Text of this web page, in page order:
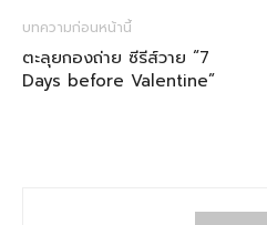
บทความก่อนหน้านี้
ตะลุยกองถ่าย ซีรีส์วาย “7
Days before Valentine”